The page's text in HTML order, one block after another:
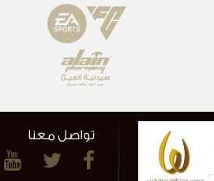
تواصل معنا